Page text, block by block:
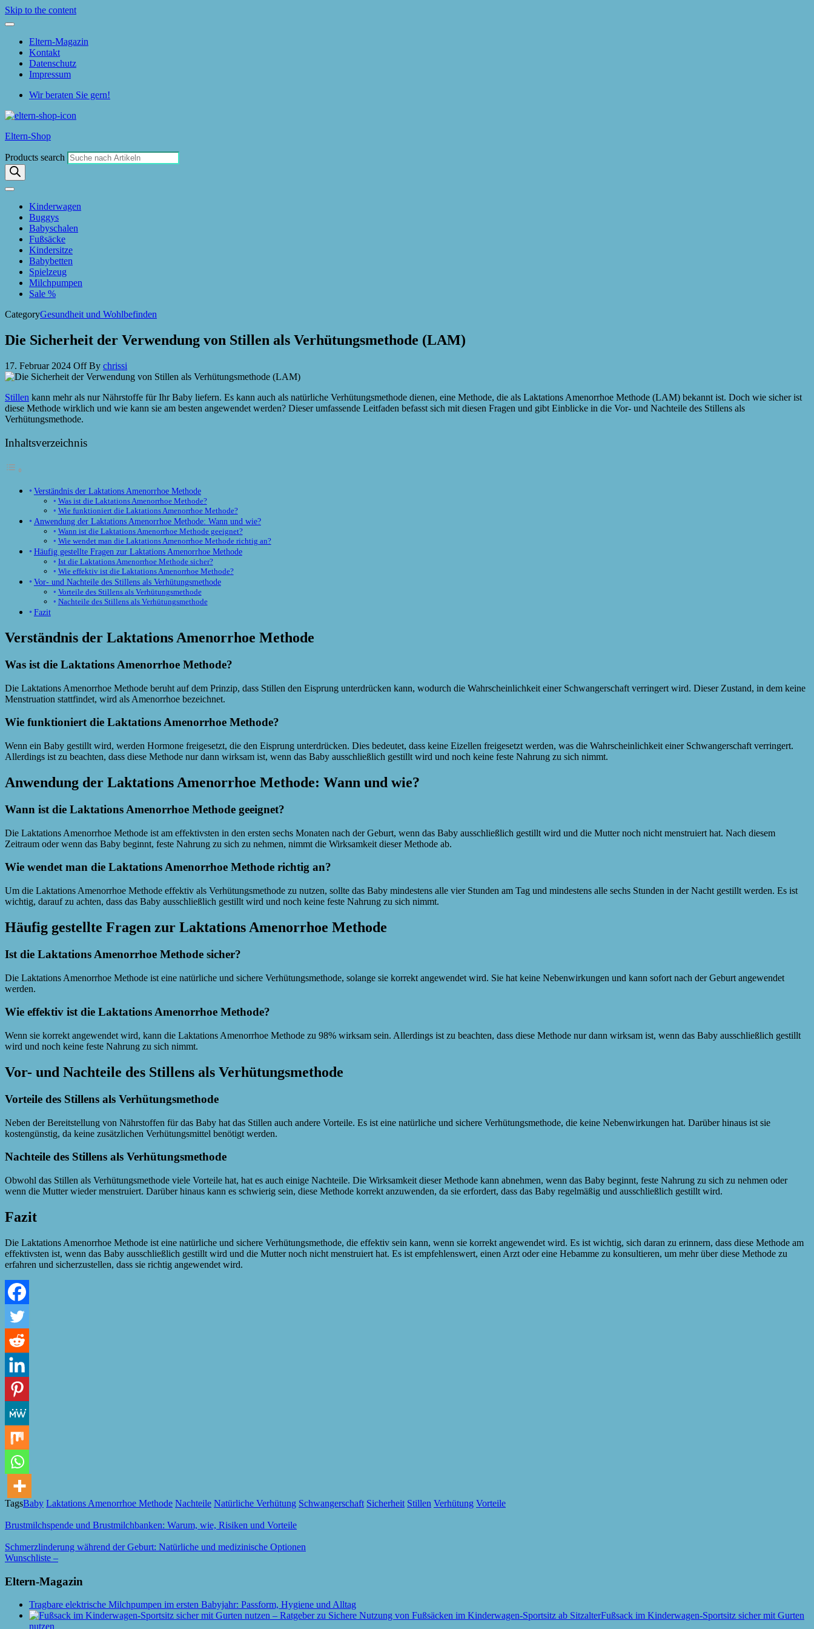
Skip to the content
Eltern-Magazin
Kontakt
Datenschutz
Impressum
Wir beraten Sie gern!
Eltern-Shop
Products search
Kinderwagen
Buggys
Babyschalen
Fußsäcke
Kindersitze
Babybetten
Spielzeug
Milchpumpen
Sale %
CategoryGesundheit und Wohlbefinden
Die Sicherheit der Verwendung von Stillen als Verhütungsmethode (LAM)
17. Februar 2024 OffBy chrissi
Stillen kann mehr als nur Nährstoffe für Ihr Baby liefern. Es kann auch als natürliche Verhütungsmethode dienen, eine Methode, die als Laktations Amenorrhoe Methode (LAM) bekannt ist. Doch wie sicher ist
diese Methode wirklich und wie kann sie am besten angewendet werden? Dieser umfassende Leitfaden befasst sich mit diesen Fragen und gibt Einblicke in die Vor- und Nachteile des Stillens als
Verhütungsmethode.
Inhaltsverzeichnis
Verständnis der Laktations Amenorrhoe Methode
Was ist die Laktations Amenorrhoe Methode?
Wie funktioniert die Laktations Amenorrhoe Methode?
Anwendung der Laktations Amenorrhoe Methode: Wann und wie?
Wann ist die Laktations Amenorrhoe Methode geeignet?
Wie wendet man die Laktations Amenorrhoe Methode richtig an?
Häufig gestellte Fragen zur Laktations Amenorrhoe Methode
Ist die Laktations Amenorrhoe Methode sicher?
Wie effektiv ist die Laktations Amenorrhoe Methode?
Vor- und Nachteile des Stillens als Verhütungsmethode
Vorteile des Stillens als Verhütungsmethode
Nachteile des Stillens als Verhütungsmethode
Fazit
Verständnis der Laktations Amenorrhoe Methode
Was ist die Laktations Amenorrhoe Methode?
Die Laktations Amenorrhoe Methode beruht auf dem Prinzip, dass Stillen den Eisprung unterdrücken kann, wodurch die Wahrscheinlichkeit einer Schwangerschaft verringert wird. Dieser Zustand, in dem keine
Menstruation stattfindet, wird als Amenorrhoe bezeichnet.
Wie funktioniert die Laktations Amenorrhoe Methode?
Wenn ein Baby gestillt wird, werden Hormone freigesetzt, die den Eisprung unterdrücken. Dies bedeutet, dass keine Eizellen freigesetzt werden, was die Wahrscheinlichkeit einer Schwangerschaft verringert.
Allerdings ist zu beachten, dass diese Methode nur dann wirksam ist, wenn das Baby ausschließlich gestillt wird und noch keine feste Nahrung zu sich nimmt.
Anwendung der Laktations Amenorrhoe Methode: Wann und wie?
Wann ist die Laktations Amenorrhoe Methode geeignet?
Die Laktations Amenorrhoe Methode ist am effektivsten in den ersten sechs Monaten nach der Geburt, wenn das Baby ausschließlich gestillt wird und die Mutter noch nicht menstruiert hat. Nach diesem
Zeitraum oder wenn das Baby beginnt, feste Nahrung zu sich zu nehmen, nimmt die Wirksamkeit dieser Methode ab.
Wie wendet man die Laktations Amenorrhoe Methode richtig an?
Um die Laktations Amenorrhoe Methode effektiv als Verhütungsmethode zu nutzen, sollte das Baby mindestens alle vier Stunden am Tag und mindestens alle sechs Stunden in der Nacht gestillt werden. Es ist
wichtig, darauf zu achten, dass das Baby ausschließlich gestillt wird und noch keine feste Nahrung zu sich nimmt.
Häufig gestellte Fragen zur Laktations Amenorrhoe Methode
Ist die Laktations Amenorrhoe Methode sicher?
Die Laktations Amenorrhoe Methode ist eine natürliche und sichere Verhütungsmethode, solange sie korrekt angewendet wird. Sie hat keine Nebenwirkungen und kann sofort nach der Geburt angewendet
werden.
Wie effektiv ist die Laktations Amenorrhoe Methode?
Wenn sie korrekt angewendet wird, kann die Laktations Amenorrhoe Methode zu 98% wirksam sein. Allerdings ist zu beachten, dass diese Methode nur dann wirksam ist, wenn das Baby ausschließlich gestillt
wird und noch keine feste Nahrung zu sich nimmt.
Vor- und Nachteile des Stillens als Verhütungsmethode
Vorteile des Stillens als Verhütungsmethode
Neben der Bereitstellung von Nährstoffen für das Baby hat das Stillen auch andere Vorteile. Es ist eine natürliche und sichere Verhütungsmethode, die keine Nebenwirkungen hat. Darüber hinaus ist sie
kostengünstig, da keine zusätzlichen Verhütungsmittel benötigt werden.
Nachteile des Stillens als Verhütungsmethode
Obwohl das Stillen als Verhütungsmethode viele Vorteile hat, hat es auch einige Nachteile. Die Wirksamkeit dieser Methode kann abnehmen, wenn das Baby beginnt, feste Nahrung zu sich zu nehmen oder
wenn die Mutter wieder menstruiert. Darüber hinaus kann es schwierig sein, diese Methode korrekt anzuwenden, da sie erfordert, dass das Baby regelmäßig und ausschließlich gestillt wird.
Fazit
Die Laktations Amenorrhoe Methode ist eine natürliche und sichere Verhütungsmethode, die effektiv sein kann, wenn sie korrekt angewendet wird. Es ist wichtig, sich daran zu erinnern, dass diese Methode am
effektivsten ist, wenn das Baby ausschließlich gestillt wird und die Mutter noch nicht menstruiert hat. Es ist empfehlenswert, einen Arzt oder eine Hebamme zu konsultieren, um mehr über diese Methode zu
erfahren und sicherzustellen, dass sie richtig angewendet wird.
TagsBaby Laktations Amenorrhoe Methode Nachteile Natürliche Verhütung Schwangerschaft Sicherheit Stillen Verhütung Vorteile
Brustmilchspende und Brustmilchbanken: Warum, wie, Risiken und Vorteile
Schmerzlinderung während der Geburt: Natürliche und medizinische Optionen
Wunschliste –
Eltern-Magazin
Tragbare elektrische Milchpumpen im ersten Babyjahr: Passform, Hygiene und Alltag
Fußsack im Kinderwagen-Sportsitz sicher mit Gurten
nutzen